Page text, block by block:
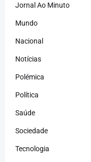
Jornal Ao Minuto
Mundo
Nacional
Notícias
Polémica
Política
Saúde
Sociedade
Tecnologia